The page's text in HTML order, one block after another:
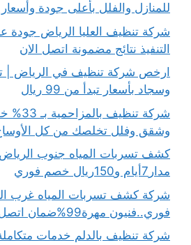
للمنازل والفلل بأعلى جودة
التنفيذ نتائج مضمونة اتصل الان
ارخص شركة تنظيف في الرياض |
وسجاد بأسعار تبدأ من 99 ريال
شركة
وشقق وفلل تخلصك من كل
مدار7أيام و150ريال خصم فوري
فوري..فنيون مهرة99%ضمان اتصل الان